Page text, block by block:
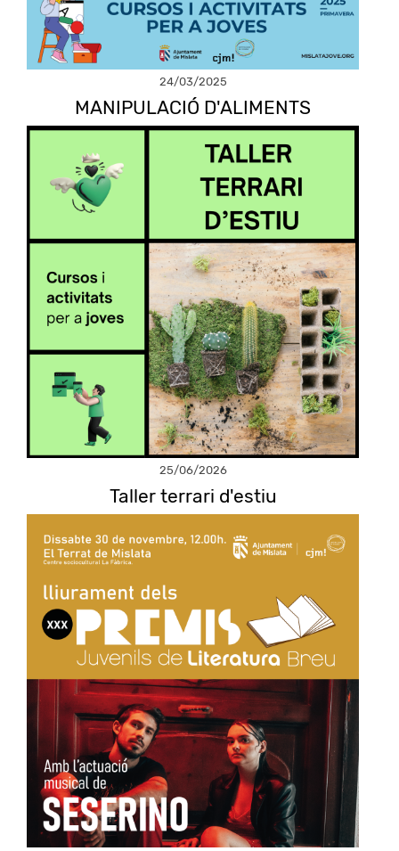
24/03/2025
MANIPULACIÓ D'ALIMENTS
25/06/2026
Taller terrari d'estiu